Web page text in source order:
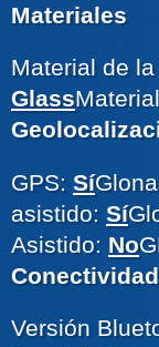
Materiales
Material de
Glass
GPS: Sí
asistido: Sí
Asistido: No
Conectividad
Versión